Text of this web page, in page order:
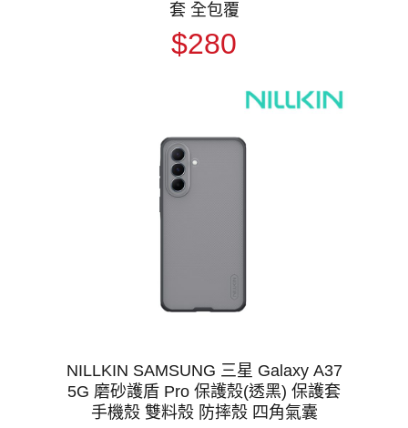
套 全包覆
$280
NILLKIN SAMSUNG 三星 Galaxy A37
5G 磨砂護盾 Pro 保護殼(透黑) 保護套
手機殼 雙料殼 防摔殼 四角氣囊